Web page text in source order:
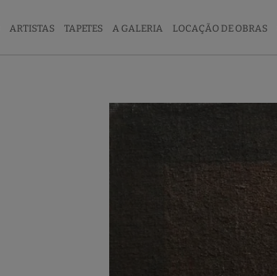
ARTISTAS TAPETES A GALERIA LOCAÇÃO DE OBRAS